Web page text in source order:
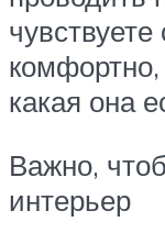
какая она
Важно,
интерьер